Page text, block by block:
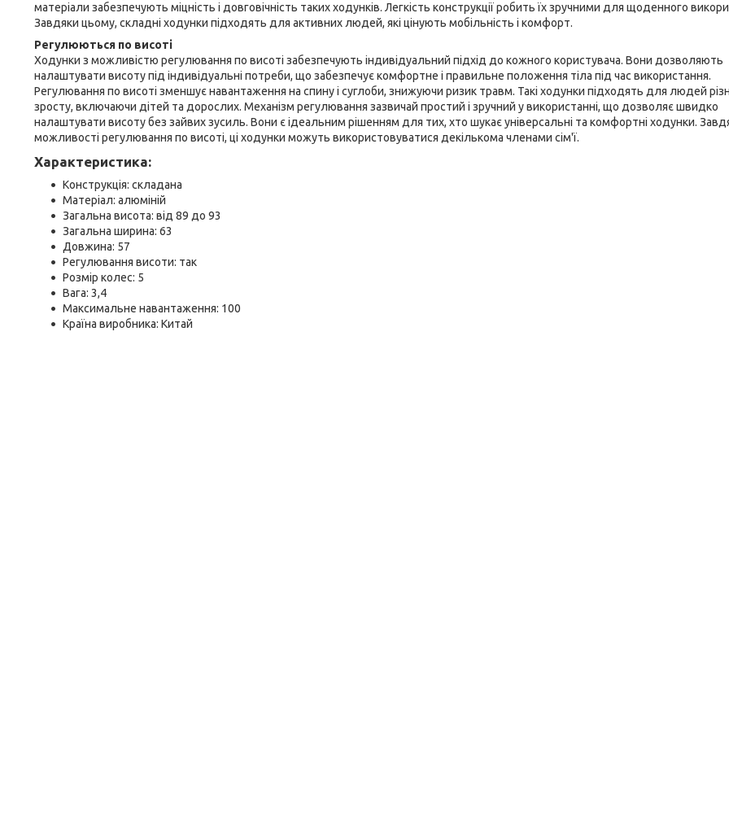
матеріали забезпечують міцність і довговічність таких ходунків. Легкість конструкції робить їх зручними для щоденного
Завдяки цьому, складні ходунки підходять для активних людей, які цінують мобільність і комфорт.
Регулюються по висоті
Ходунки з можливістю регулювання по висоті забезпечують індивідуальний підхід до кожного користувача. Вони дозволяють
налаштувати висоту під індивідуальні потреби, що забезпечує комфортне і правильне положення тіла під час використання.
Регулювання по висоті зменшує навантаження на спину і суглоби, знижуючи ризик травм. Такі ходунки підходять для людей
зросту, включаючи дітей та дорослих. Механізм регулювання зазвичай простий і зручний у використанні, що дозволяє швидко
налаштувати висоту без зайвих зусиль. Вони є ідеальним рішенням для тих, хто шукає універсальні та комфортні ходунки.
можливості регулювання по висоті, ці ходунки можуть використовуватися декількома членами сім'ї.
Характеристика:
Конструкція: складана
Матеріал: алюміній
Загальна висота: від 89 до 93
Загальна ширина: 63
Довжина: 57
Регулювання висоти: так
Розмір колес: 5
Вага: 3,4
Максимальне навантаження: 100
Країна виробника: Китай